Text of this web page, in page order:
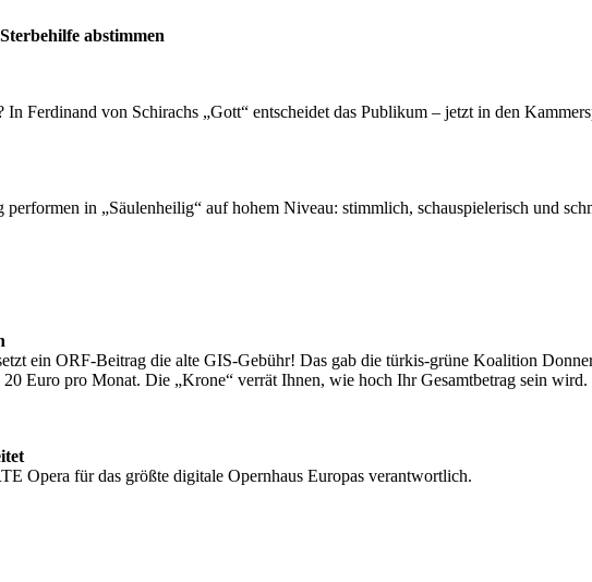
abstimmen
Ferdinand von Schirachs „Gott“ entscheidet das Publikum – jetzt in den
in „Säulenheilig“ auf hohem Niveau: stimmlich, schauspielerisch und
ein ORF-Beitrag die alte GIS-Gebühr! Das gab die türkis-grüne Koalition
Euro pro Monat. Die „Krone“ verrät Ihnen, wie hoch Ihr Gesamtbetrag sein wird.
Opera für das größte digitale Opernhaus Europas verantwortlich.